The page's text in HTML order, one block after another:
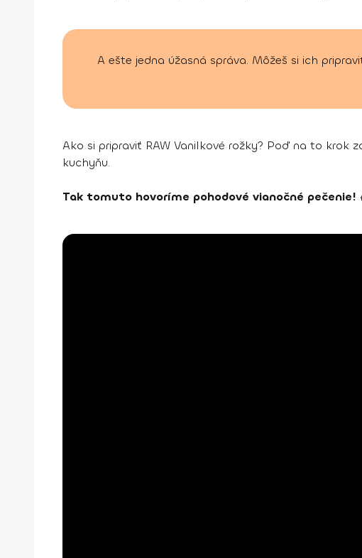
A ešte jedna úžasná správa. Môžeš si ich
Ako si pripraviť RAW Vanilkové rožky? Poď na to
kuchyňu.
Tak tomuto hovoríme pohodové vianočné pečenie!